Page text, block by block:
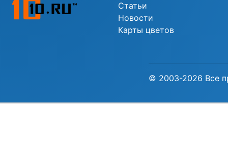
Статьи
Новости
Карты цветов
© 2003-2026 Все